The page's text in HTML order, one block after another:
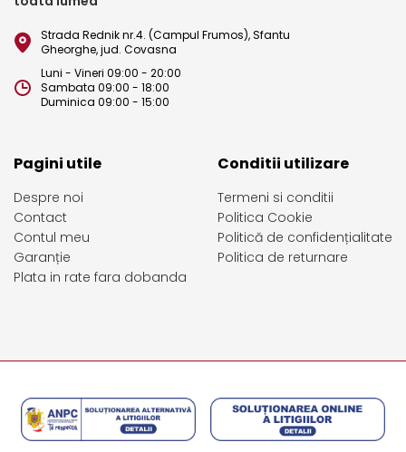
Strada Rednik nr.4. (Campul Frumos), Sfantu
Gheorghe, jud. Covasna
Luni - Vineri 09:00 - 20:00
Sambata 09:00 - 18:00
Duminica 09:00 - 15:00
Pagini utile
Despre noi
Contact
Contul meu
Garanție
Plata in rate fara dobanda
Conditii utilizare
Termeni si conditii
Politica Cookie
Politică de confidențialitate
Politica de returnare